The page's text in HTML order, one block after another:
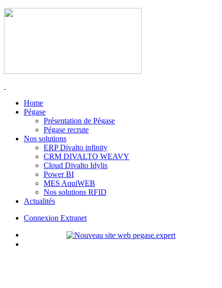
Home
Pégase
Présentation de Pégase
Pégase recrute
Nos solutions
ERP Divalto infinity
CRM DIVALTO WEAVY
Cloud Divalto Idylis
Power BI
MES AquiWEB
Nos solutions RFID
Actualités
Connexion Extranet